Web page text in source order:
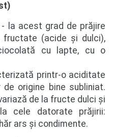
- la acest grad de prăjire
fructate (acide și dulci),
cu lapte, cu o
printr-o aciditate
origine bine subliniat.
de la fructe dulci și
cele datorate prăjirii:
ars și condimente.